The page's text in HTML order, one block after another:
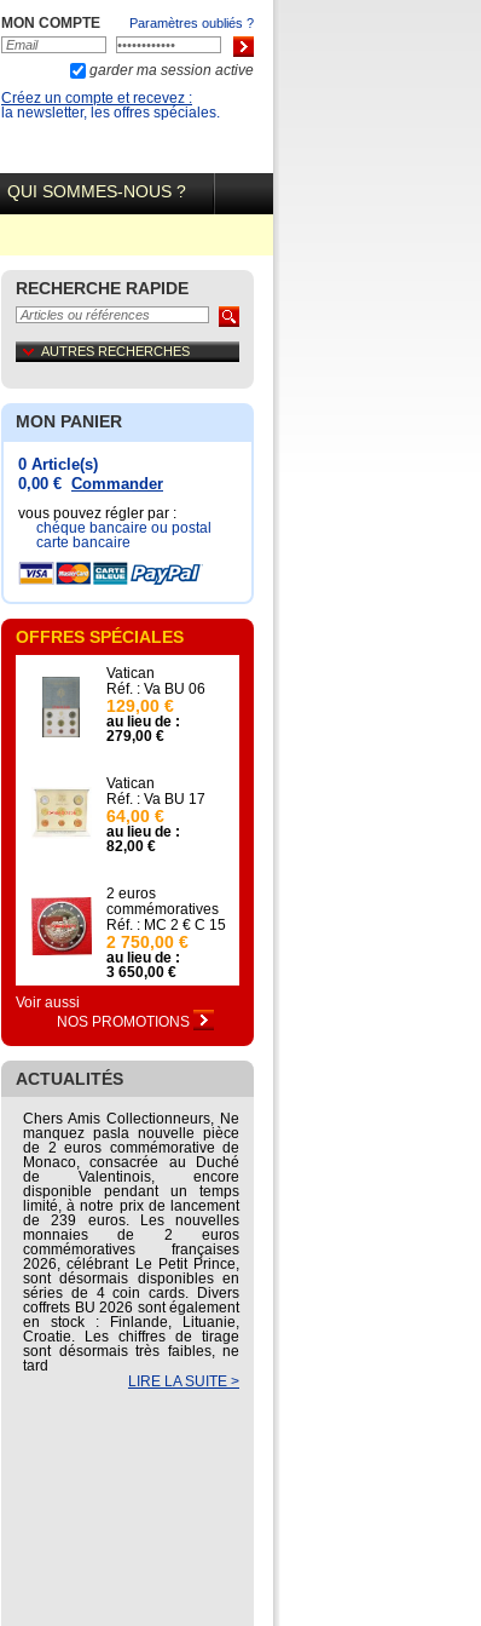
MON COMPTE Paramètres oubliés ?
garder ma session active
Créez un compte et recevez :
la newsletter, les offres spéciales.
QUI SOMMES-NOUS ?
RECHERCHE RAPIDE
AUTRES RECHERCHES
MON PANIER
0 Article(s)
0,00 € Commander
vous pouvez régler par :
chéque bancaire ou postal
carte bancaire
OFFRES SPÉCIALES
Vatican
Réf. : Va BU 06
129,00 €
au lieu de :
279,00 €
Vatican
Réf. : Va BU 17
64,00 €
au lieu de :
82,00 €
2 euros
commémoratives
Réf. : MC 2 € C 15
2 750,00 €
au lieu de :
3 650,00 €
Voir aussi
NOS PROMOTIONS
ACTUALITÉS
Chers Amis Collectionneurs, Ne
manquez pasla nouvelle pièce
de 2 euros commémorative de
Monaco, consacrée au Duché
de Valentinois, encore
disponible pendant un temps
limité, à notre prix de lancement
de 239 euros. Les nouvelles
monnaies de 2 euros
commémoratives françaises
2026, célébrant Le Petit Prince,
sont désormais disponibles en
séries de 4 coin cards. Divers
coffrets BU 2026 sont également
en stock : Finlande, Lituanie,
Croatie. Les chiffres de tirage
sont désormais très faibles, ne
tard
LIRE LA SUITE >